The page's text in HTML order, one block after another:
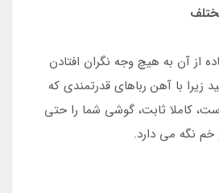
از آن به هیچ وجه نگران افتادن
زیرا با آهن رباهای قدرتمندی که
کاملا ثابت، گوشی شما را حتی
نگه می دارد.